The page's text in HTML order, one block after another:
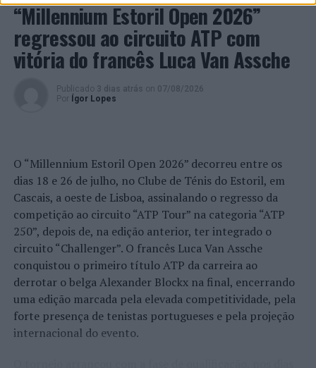
aumentam a sensação de sobrecarga, enquanto o stress
prolongado pode elevar os níveis de cortisol e
prejudicar o desempenho cognitivo.
evidências de que o ambiente digital provoque mudanças
resposta às experiências.
“O principal desafio é preservar a capacidade de reflexão
profunda em um contexto marcado pela abundância de
informações e pela rápida evolução tecnológica. O
potencial cognitivo humano permanece, mas o seu
desenvolvimento depende de como o cérebro é
exercitado no cotidiano”, finalizou Fabiano de Abreu
Agrela Rodrigues.
Ígor Lopes
“Millennium Estoril Open 2026”
regressou ao circuito ATP com
vitória do francês Luca Van Assche
Publicado 3 dias atrás on 07/08/2026
Por
Ígor Lopes
O “Millennium Estoril Open 2026” decorreu entre os
dias 18 e 26 de julho, no Clube de Ténis do Estoril, em
Cascais, a oeste de Lisboa, assinalando o regresso da
competição ao circuito “ATP Tour” na categoria “ATP
250”, depois de, na edição anterior, ter integrado o
circuito “Challenger”. O francês Luca Van Assche
conquistou o primeiro título ATP da carreira ao
derrotar o belga Alexander Blockx na final, encerrando
uma edição marcada pela elevada competitividade, pela
forte presença de tenistas portugueses e pela projeção
internacional do evento.